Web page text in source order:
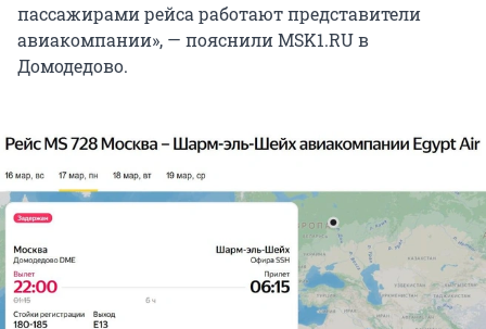
пассажирами рейса работают представители
авиакомпании», — пояснили MSK1.RU в
Домодедово.